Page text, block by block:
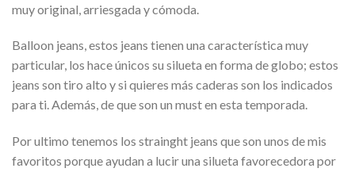
muy original, arriesgada y cómoda.
Balloon jeans, estos jeans tienen una característica muy
particular, los hace únicos su silueta en forma de globo; estos
jeans son tiro alto y si quieres más caderas son los indicados
para ti. Además, de que son un must en esta temporada.
Por ultimo tenemos los strainght jeans que son unos de mis
favoritos porque ayudan a lucir una silueta favorecedora por